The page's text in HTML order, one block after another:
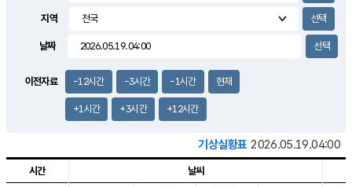
2.1m/s
지역
날짜
이전자료 -12시간 -3시간 -1시간 현재
+1시간 +3시간 +12시간
기상실황표 2026.05.19.04:00
시간 날씨